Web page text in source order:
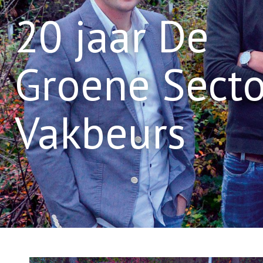
20 jaar De
Groene
Vakbeurs